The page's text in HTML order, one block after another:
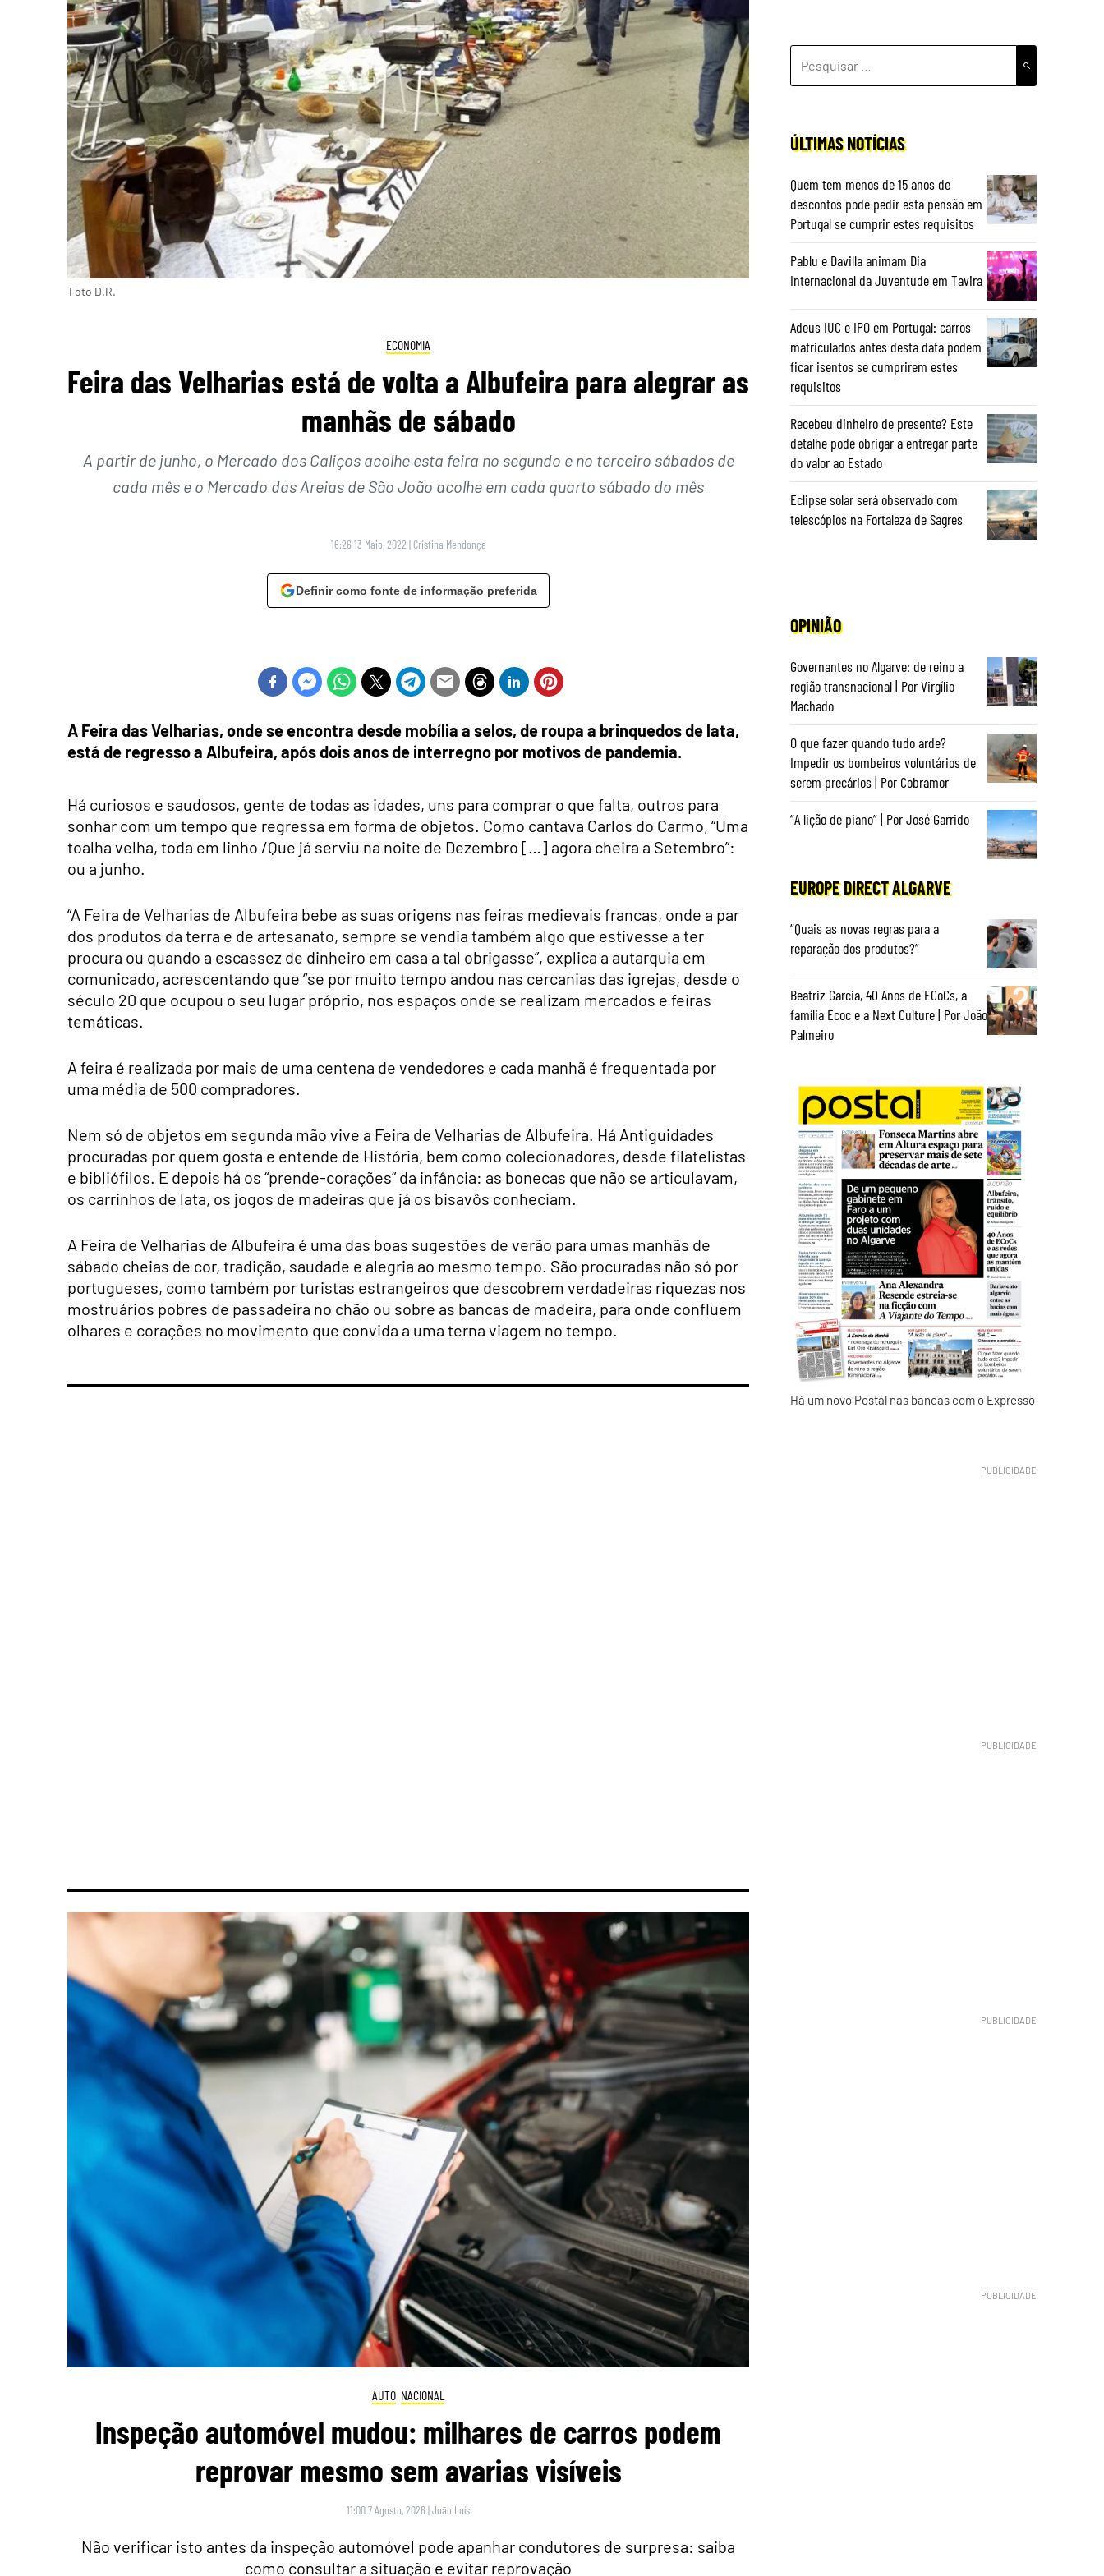
Foto D.R.
ECONOMIA
Feira das Velharias está de volta a Albufeira para alegrar as
manhãs de sábado
A partir de junho, o Mercado dos Caliços acolhe esta feira no segundo e no terceiro sábados de
cada mês e o Mercado das Areias de São João acolhe em cada quarto sábado do mês
16:26 13 Maio, 2022 | Cristina Mendonça
Definir como fonte de informação preferida
A Feira das Velharias, onde se encontra desde mobília a selos, de roupa a brinquedos de lata,
está de regresso a Albufeira, após dois anos de interregno por motivos de pandemia.
Há curiosos e saudosos, gente de todas as idades, uns para comprar o que falta, outros para
sonhar com um tempo que regressa em forma de objetos. Como cantava Carlos do Carmo, “Uma
toalha velha, toda em linho /Que já serviu na noite de Dezembro […] agora cheira a Setembro”:
ou a junho.
“A Feira de Velharias de Albufeira bebe as suas origens nas feiras medievais francas, onde a par
dos produtos da terra e de artesanato, sempre se vendia também algo que estivesse a ter
procura ou quando a escassez de dinheiro em casa a tal obrigasse”, explica a autarquia em
comunicado, acrescentando que “se por muito tempo andou nas cercanias das igrejas, desde o
século 20 que ocupou o seu lugar próprio, nos espaços onde se realizam mercados e feiras
temáticas.
A feira é realizada por mais de uma centena de vendedores e cada manhã é frequentada por
uma média de 500 compradores.
Nem só de objetos em segunda mão vive a Feira de Velharias de Albufeira. Há Antiguidades
procuradas por quem gosta e entende de História, bem como colecionadores, desde filatelistas
e bibliófilos. E depois há os “prende-corações” da infância: as bonecas que não se articulavam,
os carrinhos de lata, os jogos de madeiras que já os bisavôs conheciam.
A Feira de Velharias de Albufeira é uma das boas sugestões de verão para umas manhãs de
sábado cheias de cor, tradição, saudade e alegria ao mesmo tempo. São procuradas não só por
portugueses, como também por turistas estrangeiros que descobrem verdadeiras riquezas nos
mostruários pobres de passadeira no chão ou sobre as bancas de madeira, para onde confluem
olhares e corações no movimento que convida a uma terna viagem no tempo.
AUTO NACIONAL
Inspeção automóvel mudou: milhares de carros podem
reprovar mesmo sem avarias visíveis
11:00 7 Agosto, 2026 |João Luís
Não verificar isto antes da inspeção automóvel pode apanhar condutores de surpresa: saiba
como consultar a situação e evitar reprovação
POR:
ÚLTIMAS NOTÍCIAS
Quem tem menos de 15 anos de
descontos pode pedir esta pensão em
Portugal se cumprir estes requisitos
Pablu e Davilla animam Dia
Internacional da Juventude em Tavira
Adeus IUC e IPO em Portugal: carros
matriculados antes desta data podem
ficar isentos se cumprirem estes
requisitos
Recebeu dinheiro de presente? Este
detalhe pode obrigar a entregar parte
do valor ao Estado
Eclipse solar será observado com
telescópios na Fortaleza de Sagres
OPINIÃO
Governantes no Algarve: de reino a
região transnacional | Por Virgílio
Machado
O que fazer quando tudo arde?
Impedir os bombeiros voluntários de
serem precários | Por Cobramor
“A lição de piano” | Por José Garrido
EUROPE DIRECT ALGARVE
“Quais as novas regras para a
reparação dos produtos?”
Beatriz Garcia, 40 Anos de ECoCs, a
família Ecoc e a Next Culture | Por João
Palmeiro
Há um novo Postal nas bancas com o Expresso